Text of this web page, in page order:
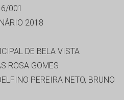
001
2018
DE BELA VISTA
ROSA GOMES
PEREIRA NETO, BRUNO